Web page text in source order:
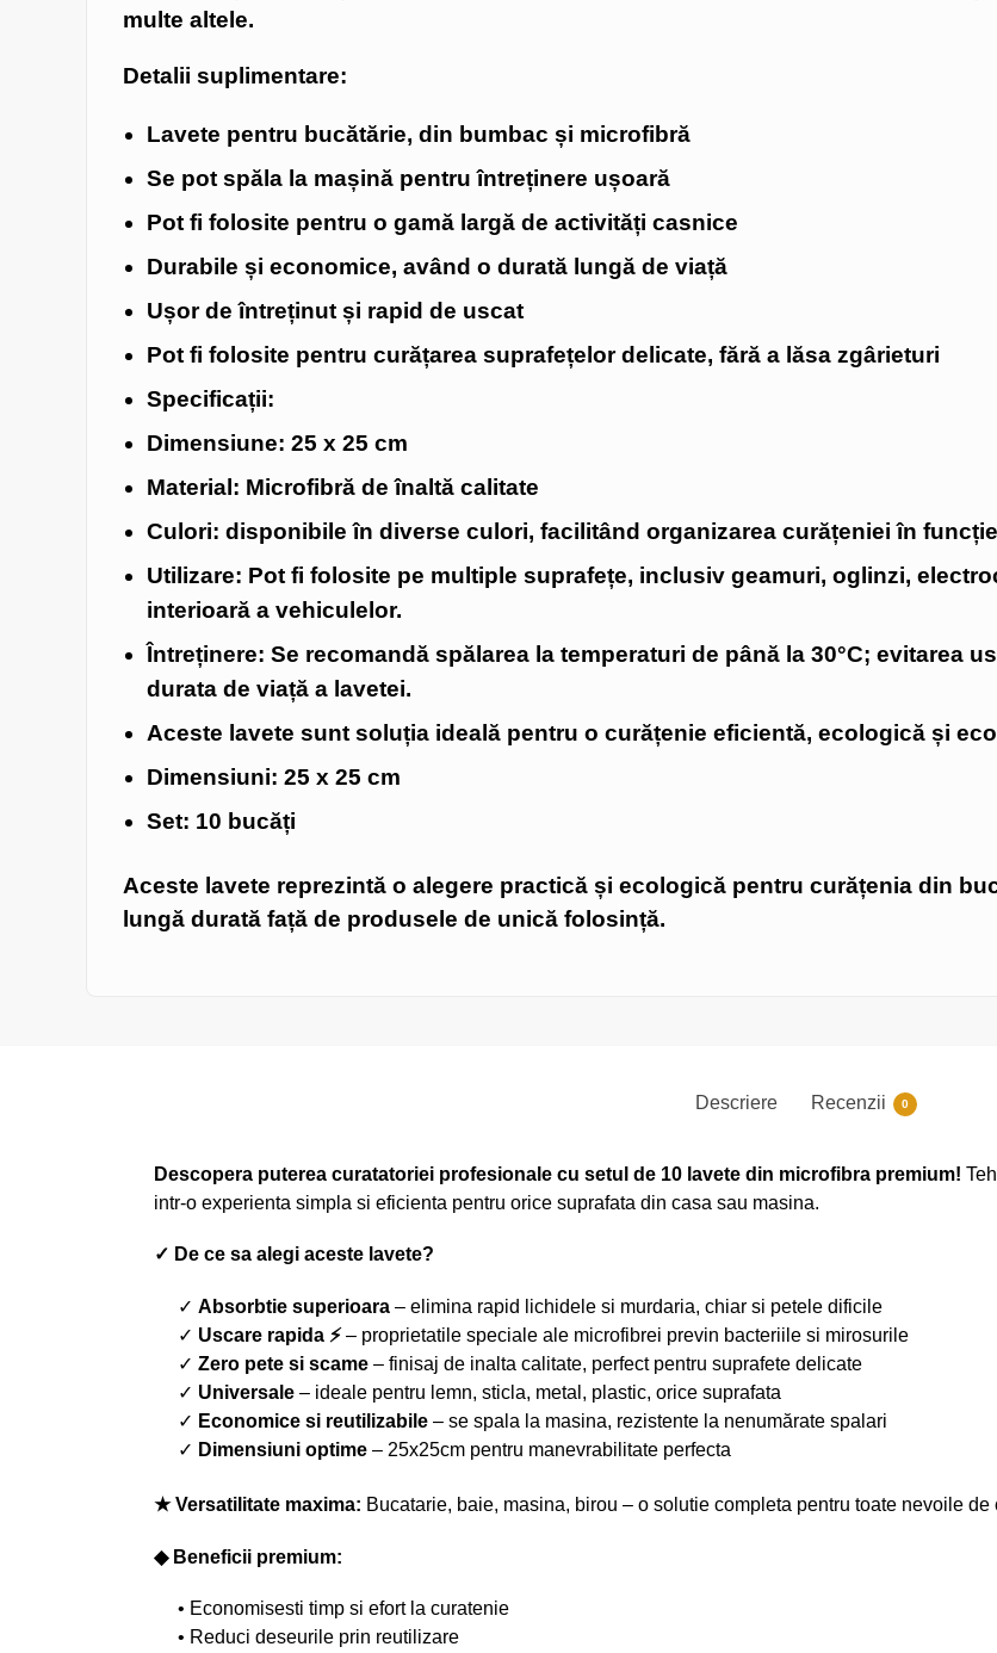
multe altele.
Detalii suplimentare:
Lavete pentru bucătărie, din bumbac și microfibră
Se pot spăla la mașină pentru întreținere ușoară
Pot fi folosite pentru o gamă largă de activități casnice
Durabile și economice, având o durată lungă de viață
Ușor de întreținut și rapid de uscat
Pot fi folosite pentru curățarea suprafețelor delicate, fără a lăsa zgârieturi
Specificații:
Dimensiune: 25 x 25 cm
Material: Microfibră de înaltă calitate
Culori: disponibile în diverse culori, facilitând organizarea curățeniei în
Utilizare: Pot fi folosite pe multiple suprafețe, inclusiv geamuri, oglinzi,
interioară a vehiculelor.
Întreținere: Se recomandă spălarea la temperaturi de până la 30°C; evitarea
durata de viață a lavetei.
Aceste lavete sunt soluția ideală pentru o curățenie eficientă, ecologică și
Dimensiuni: 25 x 25 cm
Set: 10 bucăți
Aceste lavete reprezintă o alegere practică și ecologică pentru curățenia din
lungă durată față de produsele de unică folosință.
Descriere Recenzii 0
Descopera puterea curatatoriei profesionale cu setul de 10 lavete din microfibra premium!
intr-o experienta simpla si eficienta pentru orice suprafata din casa sau masina.
✓ De ce sa alegi aceste lavete?
✓ Absorbtie superioara– elimina rapid lichidele si murdaria, chiar si petele dificile
✓ Uscare rapida ⚡– proprietatile speciale ale microfibrei previn bacteriile si mirosurile
✓ Zero pete si scame– finisaj de inalta calitate, perfect pentru suprafete delicate
✓ Universale– ideale pentru lemn, sticla, metal, plastic, orice suprafata
✓ Economice si reutilizabile– se spala la masina, rezistente la nenumărate spalari
✓ Dimensiuni optime– 25x25cm pentru manevrabilitate perfecta
★ Versatilitate maxima: Bucatarie, baie, masina, birou – o solutie completa pentru toate nevoile de
◆ Beneficii premium:
• Economisesti timp si efort la curatenie
• Reduci deseurile prin reutilizare